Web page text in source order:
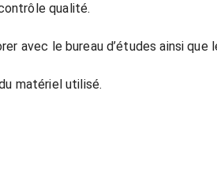
qualité.
avec le bureau d’études ainsi que
matériel utilisé.